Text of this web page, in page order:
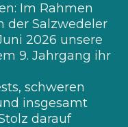
Im Rahmen
der Salzwedeler
2026 unsere
9. Jahrgang ihr
schweren
insgesamt
darauf